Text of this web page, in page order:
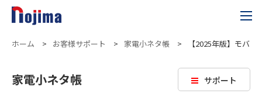
ホーム > お客様サポート > 家電小ネタ帳 > 【2025年版】モバ
サポート
家電小ネタ帳